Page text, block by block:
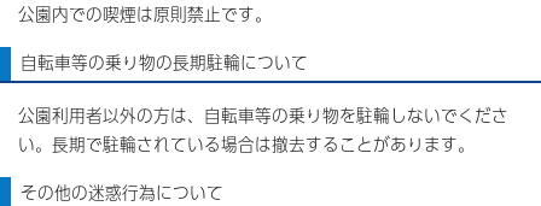
公園内での喫煙は原則禁止です。
自転車等の乗り物の長期駐輪について
公園利用者以外の方は、自転車等の乗り物を駐輪しないでくださ
い。長期で駐輪されている場合は撤去することがあります。
その他の迷惑行為について